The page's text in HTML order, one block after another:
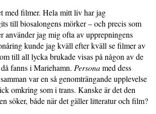
med filmer. Hela mitt liv har jag
till biosalongens mörker – och precis som
använder jag mig ofta av upprepningens
kunde jag kväll efter kväll se filmer av
till all lycka brukade visas på någon av de
fanns i Mariehamn. Personamed dess
var en så genomträngande upplevelse
omkring som i trans. Kanske är det den
söker, både när det gäller litteratur och film?